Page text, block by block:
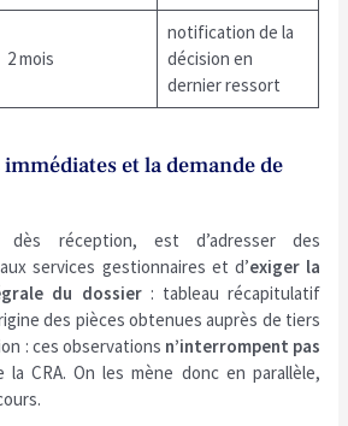
2 mois
notification de la
décision en
dernier ressort
et la demande de
réception, est d’adresser des
services gestionnaires et d’exiger la
du dossier: tableau récapitulatif
des pièces obtenues auprès de tiers
: ces observations n’interrompent pas
CRA. On les mène donc en parallèle,